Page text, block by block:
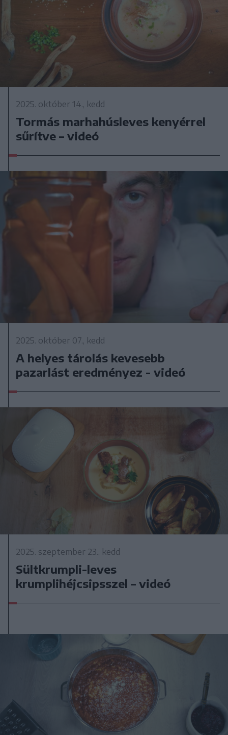
2025. október 14., kedd
Tormás marhahúsleves kenyérrel
sűrítve – videó
2025. október 07., kedd
A helyes tárolás kevesebb
pazarlást eredményez - videó
2025. szeptember 23., kedd
Sültkrumpli-leves
krumplihéjcsipsszel – videó